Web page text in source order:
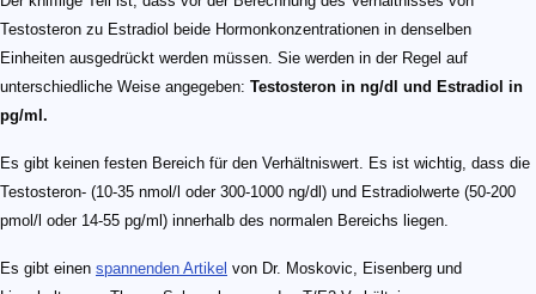
Testosteron zu Estradiol beide Hormonkonzentrationen in denselben
Einheiten ausgedrückt werden müssen. Sie werden in der Regel auf
unterschiedliche Weise angegeben: Testosteron in ng/dl und Estradiol in
pg/ml.
Es gibt keinen festen Bereich für den Verhältniswert. Es ist wichtig, dass die
Testosteron- (10-35 nmol/l oder 300-1000 ng/dl) und Estradiolwerte (50-200
pmol/l oder 14-55 pg/ml) innerhalb des normalen Bereichs liegen.
Es gibt einen spannenden Artikel von Dr. Moskovic, Eisenberg und